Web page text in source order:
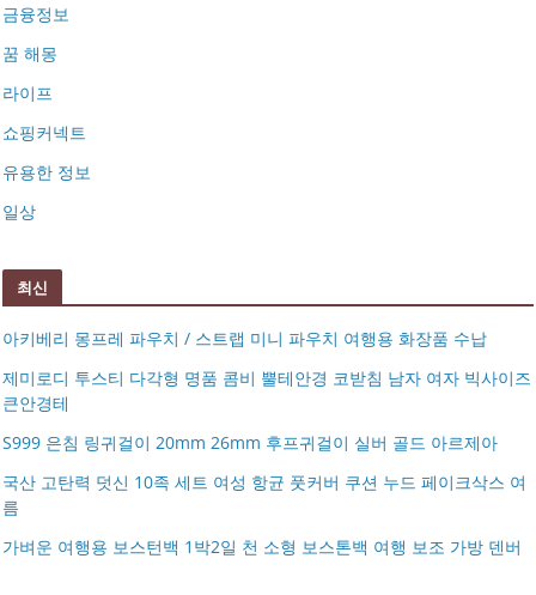
금융정보
꿈 해몽
라이프
쇼핑커넥트
유용한 정보
일상
최신
아키베리 몽프레 파우치 / 스트랩 미니 파우치 여행용 화장품 수납
제미로디 투스티 다각형 명품 콤비 뿔테안경 코받침 남자 여자 빅사이즈
큰안경테
S999 은침 링귀걸이 20mm 26mm 후프귀걸이 실버 골드 아르제아
국산 고탄력 덧신 10족 세트 여성 항균 풋커버 쿠션 누드 페이크삭스 여
름
가벼운 여행용 보스턴백 1박2일 천 소형 보스톤백 여행 보조 가방 덴버
아키베리 몽프레 파우치 / 스트랩 미니 파우치 여행용 화장
품 수납
제미로디 투스티 다각형 명품 콤비 뿔테안경 코받침 남자